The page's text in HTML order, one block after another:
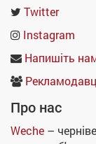
Twitter
Instagram
Напишіть
Про нас
Weche –